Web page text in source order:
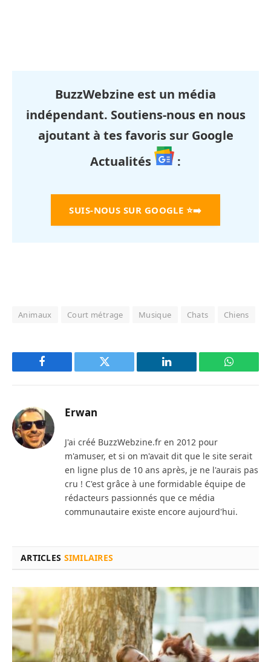
BuzzWebzine est un média
indépendant. Soutiens-nous en nous
ajoutant à tes favoris sur Google
Actualités
:
SUIS-NOUS SUR GOOGLE ⭐➡️
Animaux Court métrage Musique Chats Chiens
Facebook Twitter LinkedIn
Erwan
J'ai créé BuzzWebzine.fr en 2012 pour
m'amuser, et si on m'avait dit que le site serait
en ligne plus de 10 ans après, je ne l'aurais pas
cru ! C'est grâce à une formidable équipe de
rédacteurs passionnés que ce média
communautaire existe encore aujourd'hui.
ARTICLES SIMILAIRES